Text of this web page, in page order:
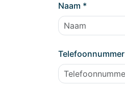
Naam *
Telefoonnummer